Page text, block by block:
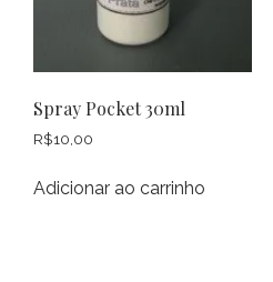
Spray Pocket 30ml
R$10,00
Adicionar ao carrinho